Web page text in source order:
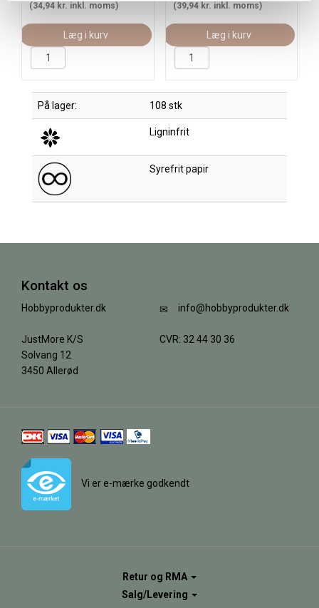
(34,94 kr. inkl. moms)
Læg i kurv
(39,94 kr. inkl. moms)
Læg i kurv
På lager: 108 stk
Ligninfrit
Syrefrit papir
Kontakt os
Hobbyprodukter.dk
JustMore K/S
Solvang 12
3450 Allerød
info@hobbyprodukter.dk
CVR: 32 44 30 36
Vi er e-mærke godkendt
Retur og RMA
Salg/Levering